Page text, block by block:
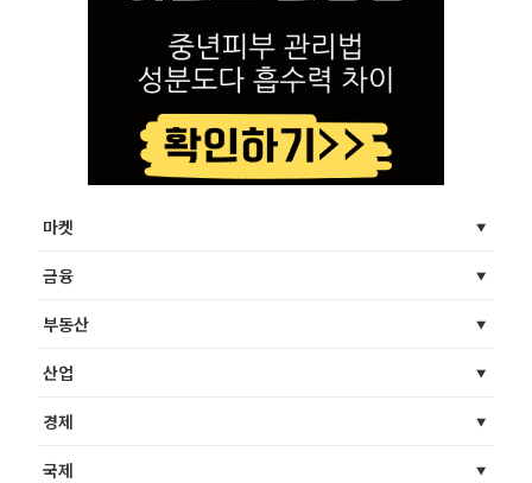
마켓
금융
부동산
산업
경제
국제